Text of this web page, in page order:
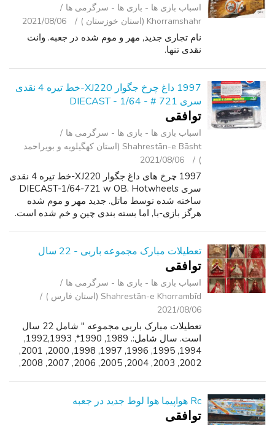
اسباب‌ بازی ها - بازی ها - سرگرمی ‌ها
Khorramshahr (استان خوزستان )
2021/08/06
نام تجاری جدید, مهر و موم شده در جعبه. وانت
نقدی تنها.
1997 داغ چرخ جگوار XJ220-خط تیره 4 نقدی
سری DIECAST - 1/64 - # 721
توافقی
اسباب‌ بازی ها - بازی ها - سرگرمی ‌ها
Shahrestān-e Bāsht (استان کهگیلویه و بویراحمد
)
2021/08/06
1997 چرخ های داغ جگوار XJ220-خط تیره 4 نقدی
سری DIECAST-1/64-721 w OB. Hotwheels
ساخته شده توسط ماتل. جدید مهر و موم شده
هرگز بازی-با, اما بسته بندی چین و خم شده است.
تعطیلات مبارک مجموعه باربی - 22 سال
توافقی
اسباب‌ بازی ها - بازی ها - سرگرمی ‌ها
Shahrestān-e Khorrambīd (استان فارس )
2021/08/06
تعطیلات مبارک باربی مجموعه " شامل 22 سال
است. سال شامل:. 1989, 1990*, 1992,1993,
1994, 1995, 1996, 1997, 1998, 2000, 2001,
2002, 2003, 2004, 2005, 2006, 2007, 2008,
جع...
Rc هواپیما هوا لوط جدید در جعبه
توافقی